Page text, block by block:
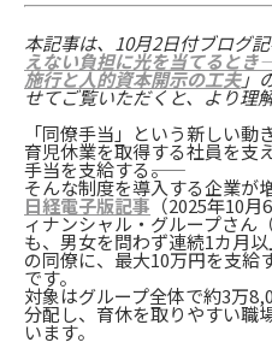
本記事は、10月2日付ブログ
えない負担に光を当てると
施行と人的資本開示の工夫」
せてご覧いただくと、より理
「同僚手当」という新しい動
育児休業を取得する社員を支
手当を支給する――。
そんな制度を導入する企業が
日経電子版記事 （2025年10
ィナンシャル・グループさん
も、男女を問わず連続1カ月
の同僚に、最大10万円を支給
です。
対象はグループ全体で約3万
分配し、育休を取りやすい職
います。